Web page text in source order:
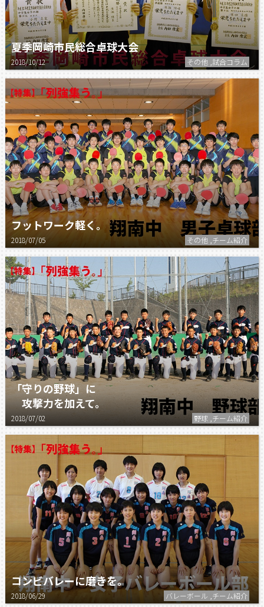
夏季岡崎市民総合卓球大会
2018/10/12 その他 ,試合コラム
フットワーク軽く。
2018/07/05 その他 ,チーム紹介
「守りの野球」に
攻撃力を加えて。
2018/07/02 野球 ,チーム紹介
コンビバレーに磨きを。
2018/06/29 バレーボール ,チーム紹介